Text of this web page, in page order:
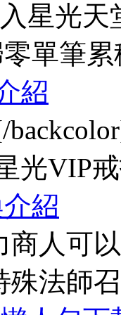
星光天
單筆
紹
光VIP
紹
商人可
殊法師